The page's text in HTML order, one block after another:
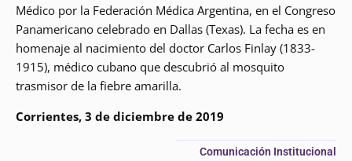
Médico por la Federación Médica Argentina, en el Congreso
Panamericano celebrado en Dallas (Texas). La fecha es en
homenaje al nacimiento del doctor Carlos Finlay (1833-
1915), médico cubano que descubrió al mosquito
trasmisor de la fiebre amarilla.
Corrientes, 3 de diciembre de 2019
Comunicación Institucional